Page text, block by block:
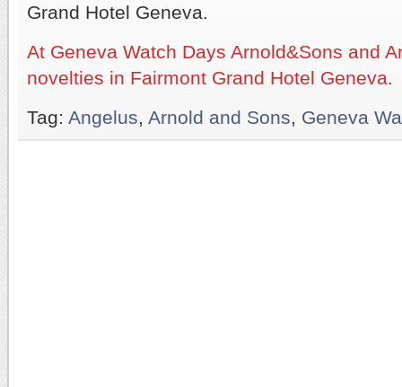
Grand Hotel Geneva.
At Geneva Watch Days Arnold&Sons and
novelties in Fairmont Grand Hotel Geneva.
Tag: Angelus Arnold and Sons Geneva